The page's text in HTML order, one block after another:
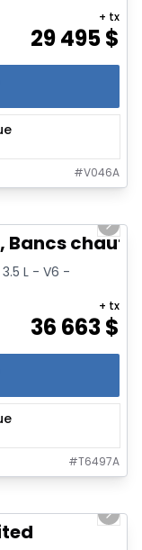
29 495$
+ tx
#V046A
Next
, Bancs
L - V6 -
36 663$
+ tx
#T6497A
Next